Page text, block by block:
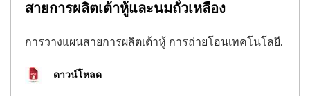
สายการผลิตเต้าหู้และนมถั่วเหลือง
การวางแผนสายการผลิตเต้าหู้ การถ่ายโอนเทคโนโลยี.
ดาวน์โหลด